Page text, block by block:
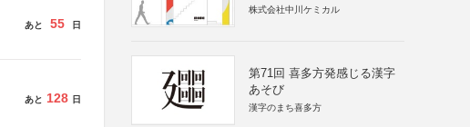
あと 55 日
あと 128 日
株式会社中川ケミカル
第71回 喜多方発感じる漢字
あそび
漢字のまち喜多方